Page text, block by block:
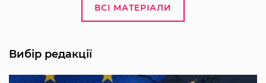
ВСІ МАТЕРІАЛИ
Вибір редакції